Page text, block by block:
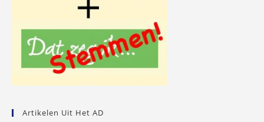
Artikelen Uit Het AD